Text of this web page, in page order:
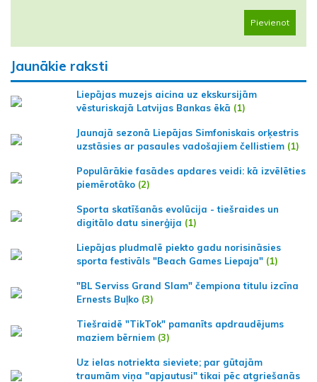
Pievienot
Jaunākie raksti
Liepājas muzejs aicina uz ekskursijām
vēsturiskajā Latvijas Bankas ēkā (1)
Jaunajā sezonā Liepājas Simfoniskais orķestris
uzstāsies ar pasaules vadošajiem čellistiem (1)
Populārākie fasādes apdares veidi: kā izvēlēties
piemērotāko (2)
Sporta skatīšanās evolūcija - tiešraides un
digitālo datu sinerģija (1)
Liepājas pludmalē piekto gadu norisināsies
sporta festivāls "Beach Games Liepaja" (1)
"BL Serviss Grand Slam" čempiona titulu izcīna
Ernests Buļko (3)
Tiešraidē "TikTok" pamanīts apdraudējums
maziem bērniem (3)
Uz ielas notriekta sieviete; par gūtajām
traumām viņa "apjautusi" tikai pēc atgriešanās